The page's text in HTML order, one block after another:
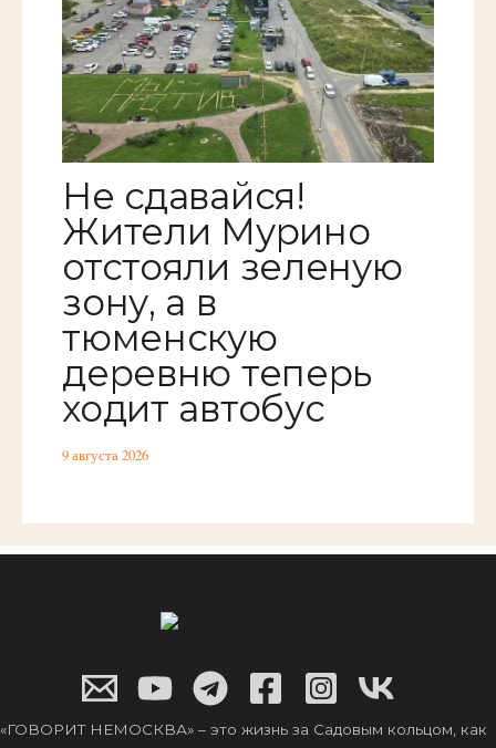
Не сдавайся!
Жители Мурино
отстояли зеленую
зону, а в
тюменскую
деревню теперь
ходит автобус
9 августа 2026
«ГОВОРИТ НЕМОСКВА» – это жизнь за Садовым кольцом, как